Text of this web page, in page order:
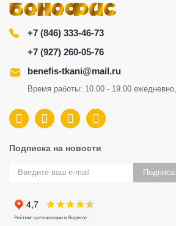
+7 (846) 333-46-73
+7 (927) 260-05-76
benefis-tkani@mail.ru
Время работы: 10.00 - 19.00
Подписка на новости